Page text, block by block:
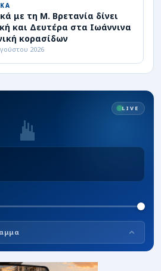
με τη Μ. Βρετανία δίνει
και Δευτέρα στα Ιωάννινα
κορασίδων
2026
LIVE